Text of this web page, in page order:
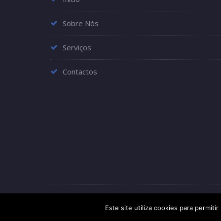
Sobre Nós
Serviços
Contactos
Fonseca e
Este site utiliza cookies para